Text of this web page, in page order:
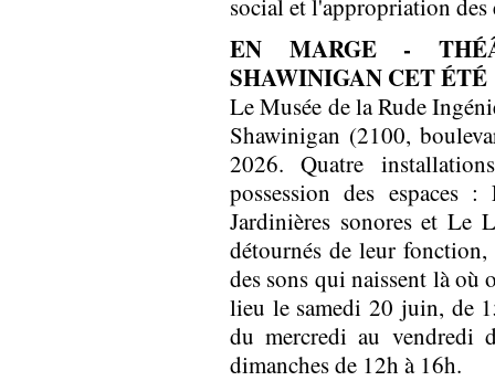
social et l'appropriation des
EN MARGE -
SHAWINIGAN CET ÉTÉ
Le Musée de la Rude
Shawinigan (2100,
2026. Quatre
possession des espaces
Jardinières sonores et Le
détournés de leur
des sons qui naissent là où
lieu le samedi 20 juin, de
du mercredi au
dimanches de 12h à 16h.